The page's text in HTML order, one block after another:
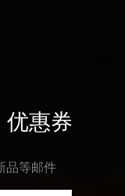
惠券
品等邮件